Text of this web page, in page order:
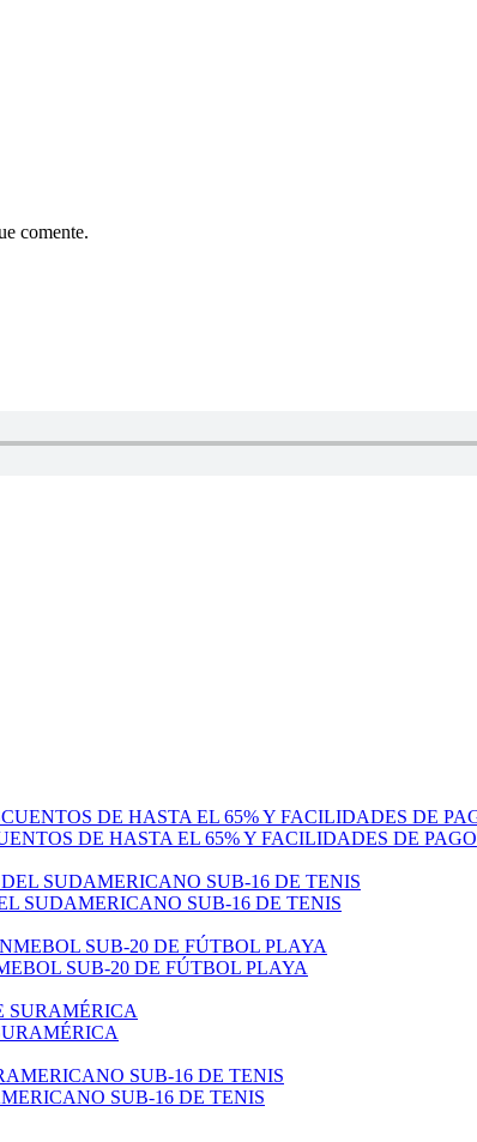
comente.
DE HASTA EL 65% Y FACILIDADES DE PAGO
SUDAMERICANO SUB-16 DE TENIS
SUB-20 DE FÚTBOL PLAYA
SUB-16 DE TENIS